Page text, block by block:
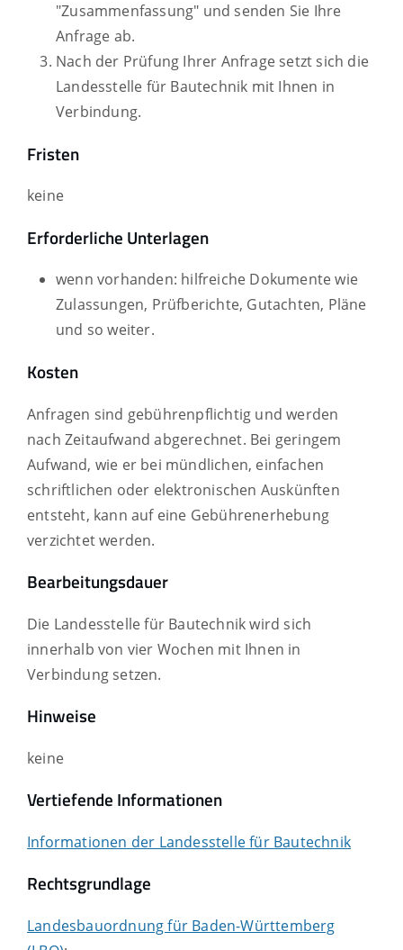
"Zusammenfassung" und senden Sie Ihre
Anfrage ab.
Nach der Prüfung Ihrer Anfrage setzt sich die
Landesstelle für Bautechnik mit Ihnen in
Verbindung.
Fristen
keine
Erforderliche Unterlagen
wenn vorhanden: hilfreiche Dokumente wie
Zulassungen, Prüfberichte, Gutachten, Pläne
und so weiter.
Kosten
Anfragen sind gebührenpflichtig und werden
nach Zeitaufwand abgerechnet. Bei geringem
Aufwand, wie er bei mündlichen, einfachen
schriftlichen oder elektronischen Auskünften
entsteht, kann auf eine Gebührenerhebung
verzichtet werden.
Bearbeitungsdauer
Die Landesstelle für Bautechnik wird sich
innerhalb von vier Wochen mit Ihnen in
Verbindung setzen.
Hinweise
keine
Vertiefende Informationen
Informationen der Landesstelle für Bautechnik
Rechtsgrundlage
Landesbauordnung für Baden-Württemberg